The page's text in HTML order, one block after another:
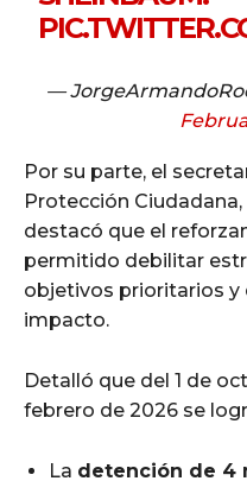
—
Por su parte, el
Protección Ciudadana,
destacó que el
permitido debilitar
objetivos prioritarios
impacto.
Detalló que del 1 de
febrero de 2026 se
La detención de 4